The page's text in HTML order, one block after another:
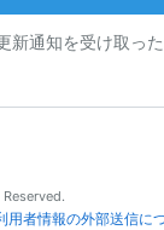
新通知を受け取っ
用者情報の外部送信に